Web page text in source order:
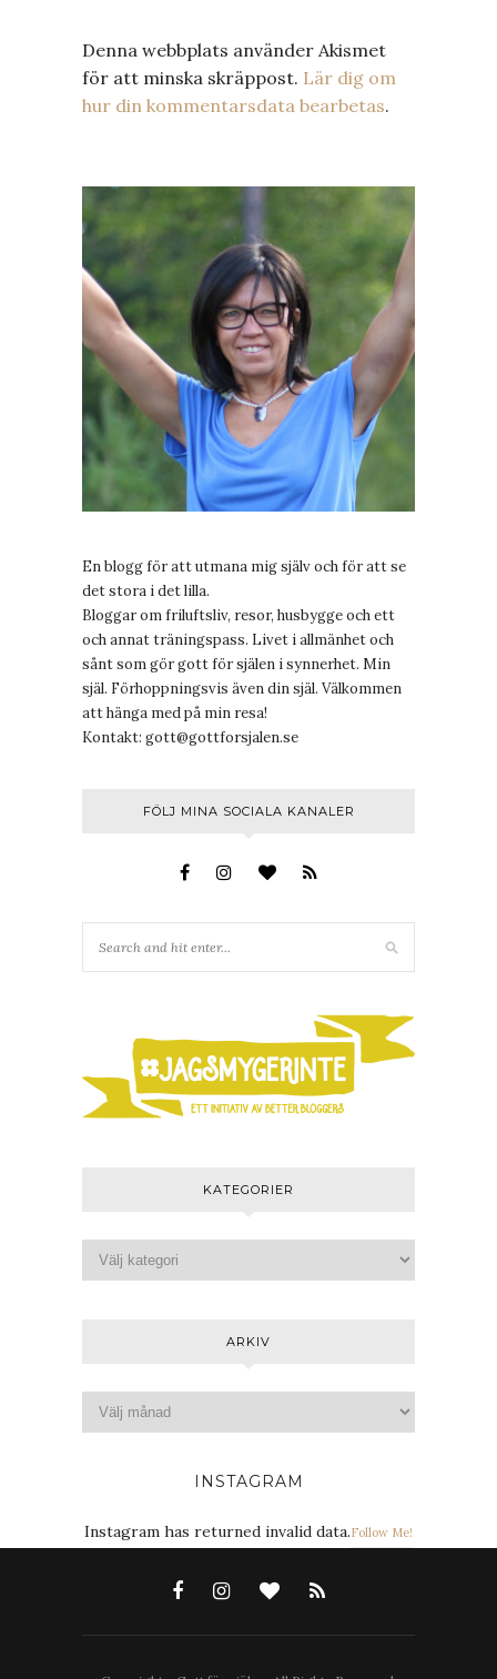
Denna webbplats använder Akismet
för att minska skräppost. Lär dig om
hur din kommentarsdata bearbetas.
En blogg för att utmana mig själv och för att se
det stora i det lilla.
Bloggar om friluftsliv, resor, husbygge och ett
och annat träningspass. Livet i allmänhet och
sånt som gör gott för själen i synnerhet. Min
själ. Förhoppningsvis även din själ. Välkommen
att hänga med på min resa!
Kontakt: gott@gottforsjalen.se
FÖLJ MINA SOCIALA KANALER
KATEGORIER
ARKIV
INSTAGRAM
Instagram has returned invalid data.Follow Me!